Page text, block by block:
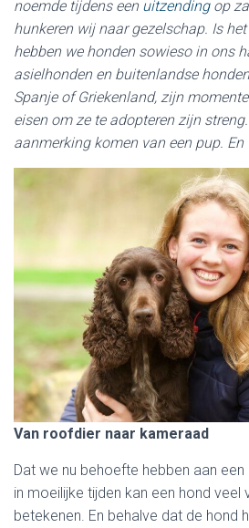
noemde tijdens een uitzendingop
hunkeren wij naar gezelschap. Is
hebben we honden sowieso in ons
asielhonden en buitenlandse
Spanje of Griekenland, zijn
eisen om ze te adopteren zijn
aanmerking komen van een pup. En
Van roofdier naar kameraad
Dat we nu behoefte hebben aan
in moeilijke tijden kan een hond veel
betekenen. En behalve dat de hond